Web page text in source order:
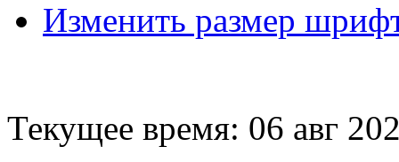
Изменить размер
Текущее время: 06 авг